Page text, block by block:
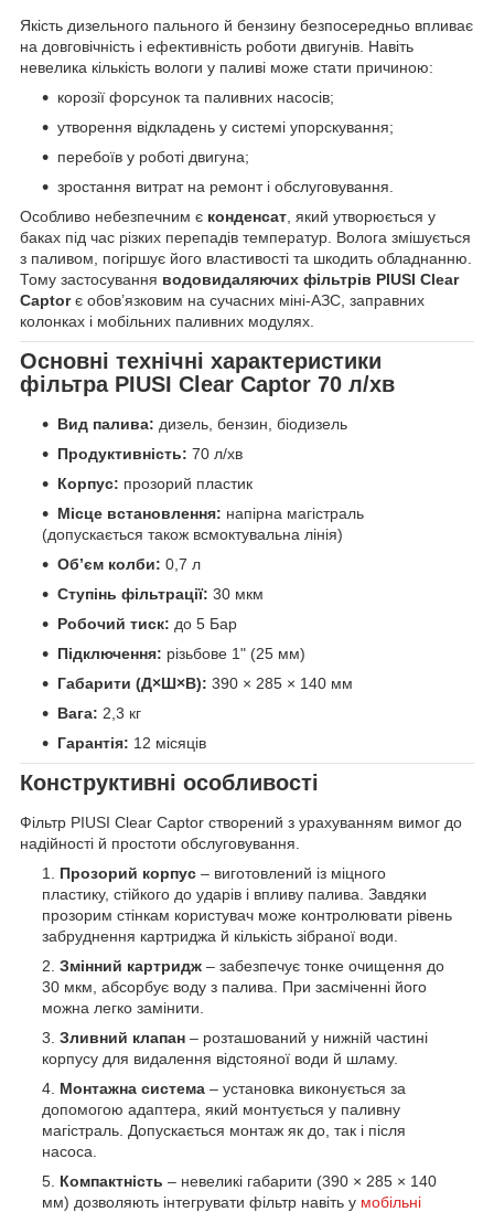
Якість дизельного пального й бензину безпосередньо впливає
на довговічність і ефективність роботи двигунів. Навіть
невелика кількість вологи у паливі може стати причиною:
корозії форсунок та паливних насосів;
утворення відкладень у системі упорскування;
перебоїв у роботі двигуна;
зростання витрат на ремонт і обслуговування.
Особливо небезпечним є конденсат, який утворюється у
баках під час різких перепадів температур. Волога змішується
з паливом, погіршує його властивості та шкодить обладнанню.
Тому застосування водовидаляючих фільтрів PIUSI Clear
Captorє обов’язковим на сучасних міні-АЗС, заправних
колонках і мобільних паливних модулях.
Основні технічні характеристики
фільтра PIUSI Clear Captor 70 л/хв
Вид палива: дизель, бензин, біодизель
Продуктивність: 70 л/хв
Корпус: прозорий пластик
Місце встановлення: напірна магістраль
(допускається також всмоктувальна лінія)
Об’єм колби: 0,7 л
Ступінь фільтрації: 30 мкм
Робочий тиск: до 5 Бар
Підключення: різьбове 1" (25 мм)
Габарити (Д×Ш×В): 390 × 285 × 140 мм
Вага: 2,3 кг
Гарантія: 12 місяців
Конструктивні особливості
Фільтр PIUSI Clear Captor створений з урахуванням вимог до
надійності й простоти обслуговування.
Прозорий корпус – виготовлений із міцного
пластику, стійкого до ударів і впливу палива. Завдяки
прозорим стінкам користувач може контролювати рівень
забруднення картриджа й кількість зібраної води.
Змінний картридж – забезпечує тонке очищення до
30 мкм, абсорбує воду з палива. При засміченні його
можна легко замінити.
Зливний клапан – розташований у нижній частині
корпусу для видалення відстояної води й шламу.
Монтажна система – установка виконується за
допомогою адаптера, який монтується у паливну
магістраль. Допускається монтаж як до, так і після
насоса.
Компактність – невеликі габарити (390 × 285 × 140
мм) дозволяють інтегрувати фільтр навіть у мобільні